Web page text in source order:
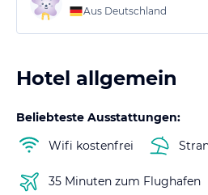
Aus Deutschland
Hotel allgemein
Beliebteste Ausstattungen:
Wifi kostenfrei
35 Minuten zum Flughafen